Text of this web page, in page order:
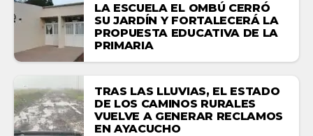
LA ESCUELA EL OMBÚ CERRÓ
SU JARDÍN Y FORTALECERÁ LA
PROPUESTA EDUCATIVA DE LA
PRIMARIA
TRAS LAS LLUVIAS, EL ESTADO
DE LOS CAMINOS RURALES
VUELVE A GENERAR RECLAMOS
EN AYACUCHO